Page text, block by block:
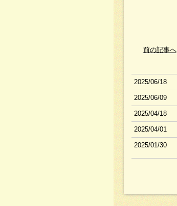
前の記事へ
2025/06/18
2025/06/09
2025/04/18
2025/04/01
2025/01/30